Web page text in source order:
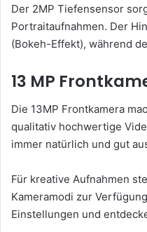
Der 2MP Tiefensensor
Portraitaufnahmen. Der
(Bokeh-Effekt), während
13 MP
Die 13MP Frontkamera
qualitativ hochwertige
immer natürlich und gut
Für kreative Aufnahmen
Kameramodi zur
Einstellungen und